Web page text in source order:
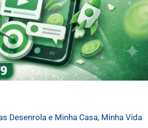
e Minha Casa, Minha Vida